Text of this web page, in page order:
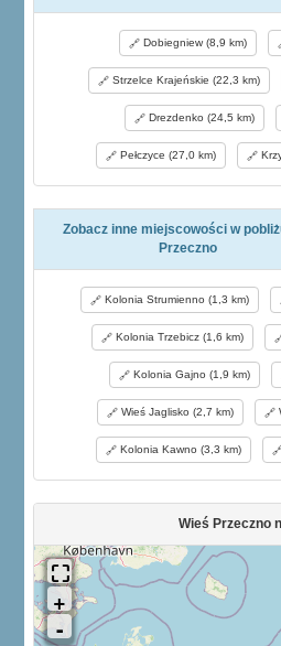
Dobiegniew (8,9 km)
Strzelce Krajeńskie (22,3 km)
Drezdenko (24,5 km)
Pełczyce (27,0 km)
Zobacz inne miejscowości w
Przeczno
Kolonia Strumienno (1,3 km)
Kolonia Trzebicz (1,6 km)
Kolonia Gajno (1,9 km)
Wieś Jaglisko (2,7 km)
Kolonia Kawno (3,3 km)
Wieś Przeczno